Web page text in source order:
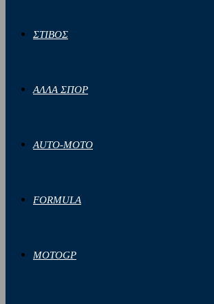
ΣΤΙΒΟΣ
ΑΛΛΑ ΣΠΟΡ
AUTO-MOTO
FORMULA
MOTOGP